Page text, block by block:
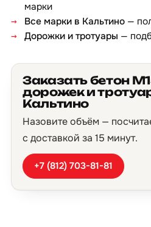
марки
Все марки в Кальтино —
Дорожки и тротуары —
Заказать бетон
дорожек и
Кальтино
Назовите объём —
с доставкой за 15 минут.
+7 (812) 703-81-81